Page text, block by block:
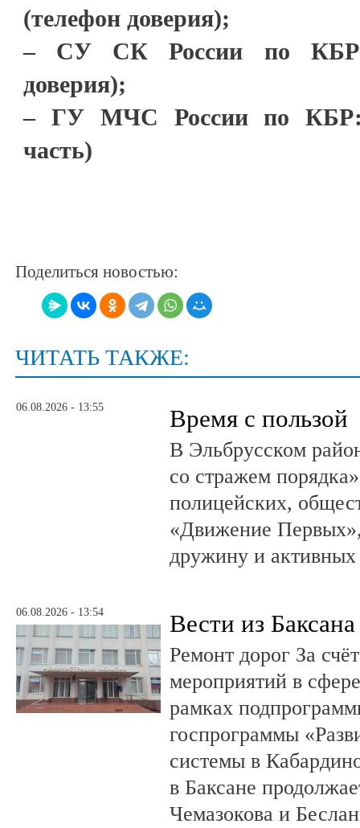
(телефон доверия);
– СУ СК России по КБР:
доверия);
– ГУ МЧС России по КБР:
часть)
Поделиться новостью:
ЧИТАТЬ ТАКЖЕ:
06.08.2026 - 13:55 Время с пользой
В Эльбрусском
со стражем
полицейских,
«Движение
дружину и
06.08.2026 - 13:54 Вести из Баксана
Ремонт дорог За
мероприятий в
рамках
госпрограммы
системы в
в Баксане
Чемазокова и